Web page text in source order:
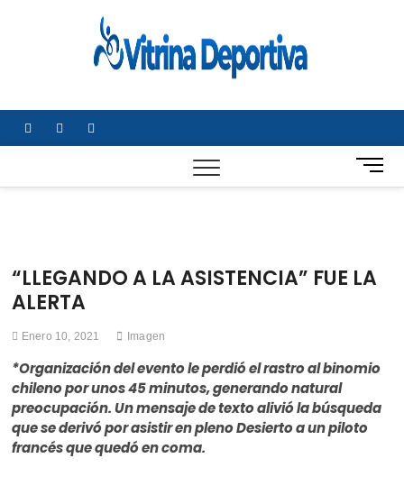
facebooktwitterinstagram
B
o
e
ú
“LLEGANDO A LA ASISTENCIA” FUE LA
ALERTA
Enero 10, 2021 Imagen
*Organización del evento le perdió el rastro al binomio
chileno por unos 45 minutos, generando natural
preocupación. Un mensaje de texto alivió la búsqueda
que se derivó por asistir en pleno Desierto a un piloto
francés que quedó en coma.